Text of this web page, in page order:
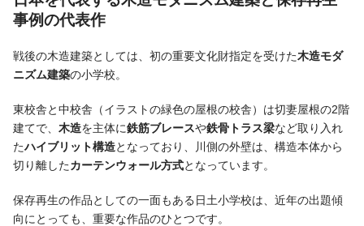
事例の代表作
戦後の木造建築としては、初の重要文化財指定を受けた木造モダ
ニズム建築の小学校。
東校舎と中校舎（イラストの緑色の屋根の校舎）は切妻屋根の2階
建てで、 木造を主体に鉄筋ブレースや鉄骨トラス梁など取り入れ
たハイブリット構造となっており、川側の外壁は、構造本体から
切り離したカーテンウォール方式となっています。
保存再生の作品としての一面もある日土小学校は、近年の出題傾
向にとっても、重要な作品のひとつです。